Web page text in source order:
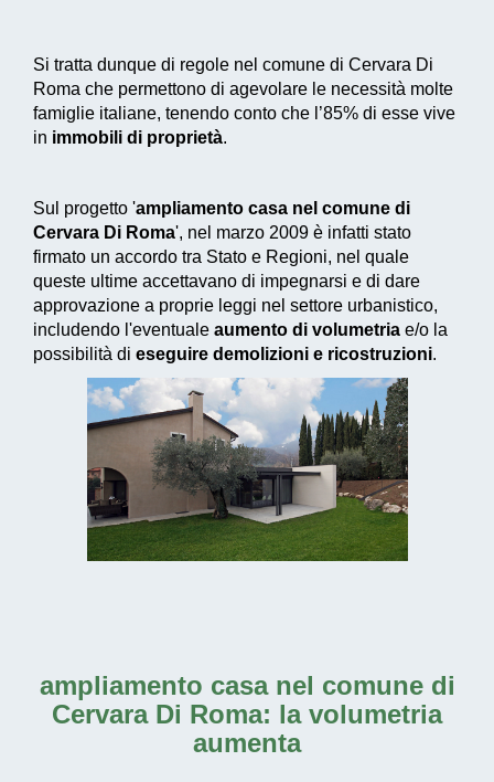
Si tratta dunque di regole nel comune di Cervara Di
Roma che permettono di agevolare le necessità molte
famiglie italiane, tenendo conto che l’85% di esse vive
in immobili di proprietà.
Sul progetto 'ampliamento casa nel comune di
Cervara Di Roma', nel marzo 2009 è infatti stato
firmato un accordo tra Stato e Regioni, nel quale
queste ultime accettavano di impegnarsi e di dare
approvazione a proprie leggi nel settore urbanistico,
includendo l'eventuale aumento di volumetria e/o la
possibilità di eseguire demolizioni e ricostruzioni.
ampliamento casa nel comune di
Cervara Di Roma: la volumetria
aumenta